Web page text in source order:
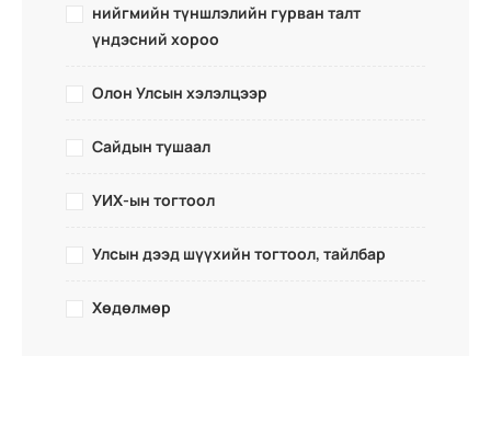
нийгмийн түншлэлийн гурван талт
үндэсний хороо
Олон Улсын хэлэлцээр
Сайдын тушаал
УИХ-ын тогтоол
Улсын дээд шүүхийн тогтоол, тайлбар
Хөдөлмөр